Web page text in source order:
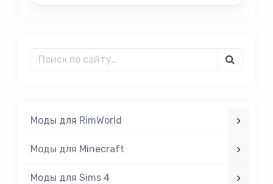
Моды для RimWorld
Моды для Minecraft
Моды для Sims 4